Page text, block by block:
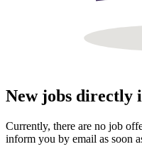
New jobs directly
Currently, there are no job
inform you by email as soon